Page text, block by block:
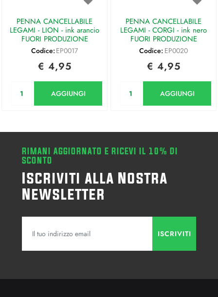
PENNA CANCELLABILE
LEGAMI - LION - ink arancio
FUORI PRODUZIONE
Codice: EP0017
€ 4,95
AGGIUNGI
PENNA CANCELLABILE
LEGAMI - CORGI - ink nero
FUORI PRODUZIONE
Codice: EP0020
€ 4,95
AGGIUNGI
RIMANI AGGIORNATO E RICEVI IL 10% DI
SCONTO
Iscriviti alla Nostra
Newsletter